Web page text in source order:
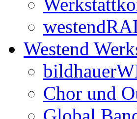
Westend
Chor und